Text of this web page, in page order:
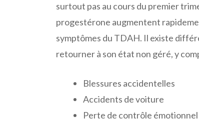
surtout pas au cours du premier
progestérone augmentent
symptômes du TDAH. Il existe
retourner à son état non géré, y
Blessures accidentelles
Accidents de voiture
Perte de contrôle émotionnel